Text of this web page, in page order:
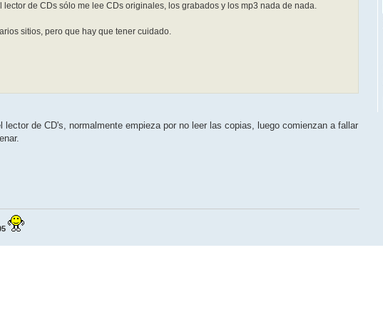
de CDs sólo me lee CDs originales, los grabados y los mp3 nada de nada.
sitios, pero que hay que tener cuidado.
de CD's, normalmente empieza por no leer las copias, luego comienzan a fallar